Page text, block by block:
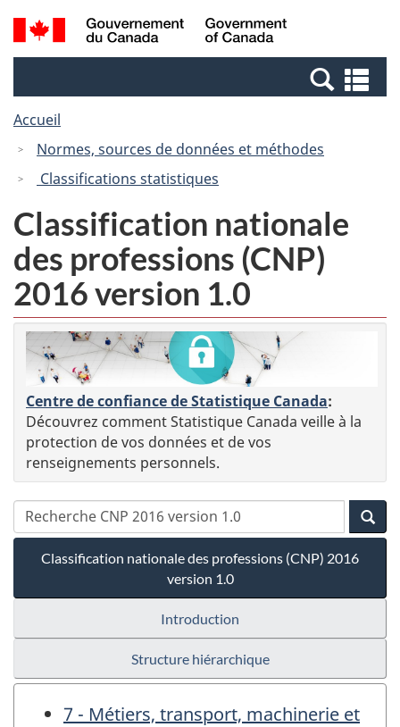
Passer
au
Passer
à
Canada
Recherche
et
et
Accueil
Normes, sources de données et méthodes
Classifications statistiques
Classification nationale
des professions (CNP)
2016 version 1.0
Centre de confiance de Statistique Canada:
Découvrez comment Statistique Canada veille à la
protection de vos données et de vos
renseignements personnels.
Classification nationale des professions (CNP) 2016
version 1.0
Introduction
Structure hiérarchique
7 - Métiers, transport, machinerie et